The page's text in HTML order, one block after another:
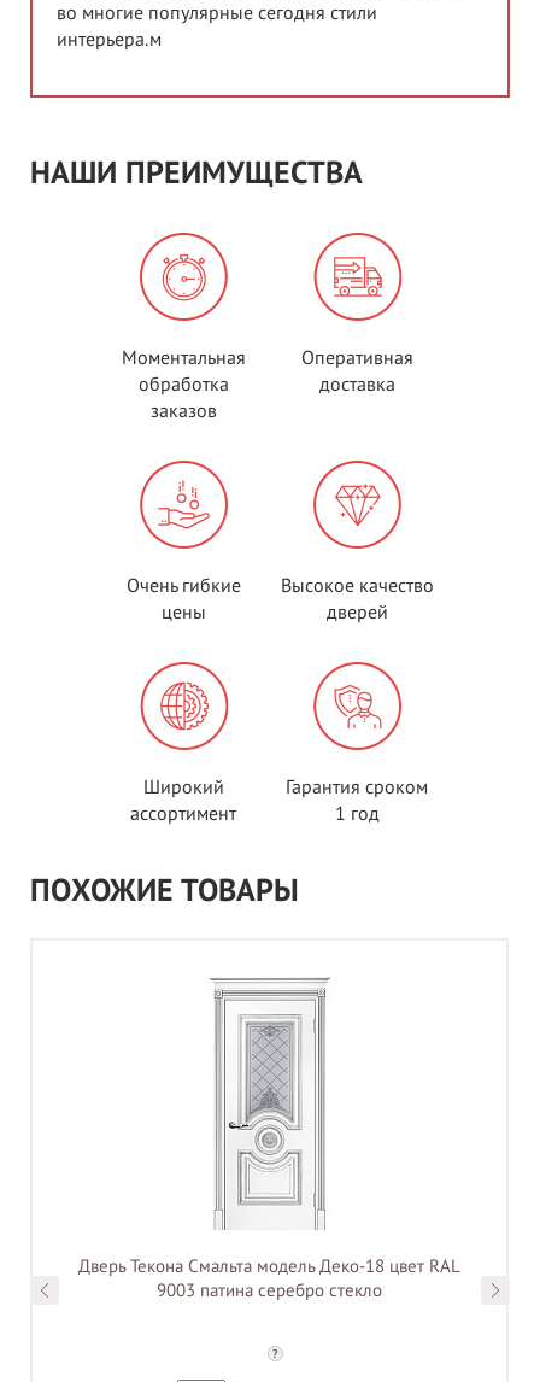
во многие популярные сегодня стили
интерьера.м
НАШИ ПРЕИМУЩЕСТВА
Моментальная
обработка
заказов
Оперативная
доставка
Очень гибкие
цены
Высокое качество
дверей
Широкий
ассортимент
Гарантия сроком
1 год
ПОХОЖИЕ ТОВАРЫ
Дверь Текона Смальта модель Деко-18 цвет RAL
9003 патина серебро стекло
?